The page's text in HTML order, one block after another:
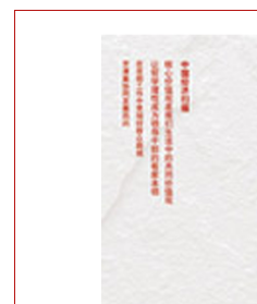
护”，以党的政治建设为统
成果，全面提升党建工作
国成立70周年。